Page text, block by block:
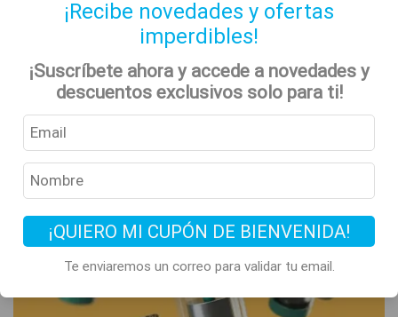
¡Recibe novedades y ofertas
imperdibles!
¡Suscríbete ahora y accede a novedades y
descuentos exclusivos solo para ti!
¡QUIERO MI CUPÓN DE BIENVENIDA!
Te enviaremos un correo para validar tu email.
Inicio Noticias Llegó El Mate En Cápsulas, Llegó Matecaps